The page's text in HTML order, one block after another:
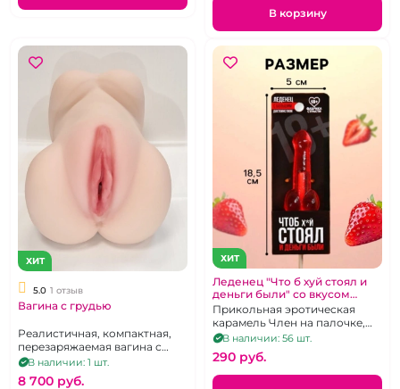
В корзину
ХИТ
5.0 1 отзыв
Вагина с грудью
Реалистичная, компактная,
перезаряжаемая вагина с
вибрацией с аппетитной
В наличии: 1 шт.
8 700 pуб.
ХИТ
Леденец "Что б хуй стоял и
деньги были" со вкусом
клубники
Прикольная эротическая
карамель Член на палочке,
клубничный вкус, 20 г
В наличии: 56 шт.
290 pуб.